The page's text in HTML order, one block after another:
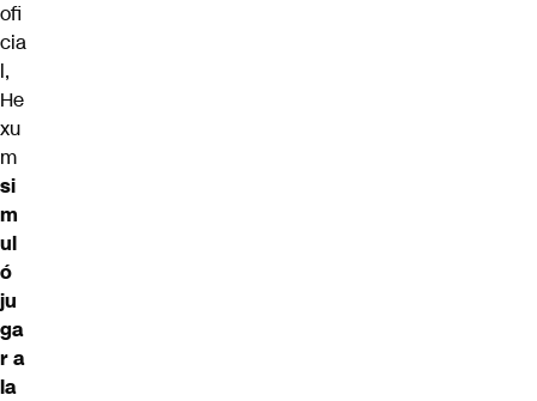
ofi
cia
l,
He
xu
m
si
m
ul
ó
ju
ga
r a
la